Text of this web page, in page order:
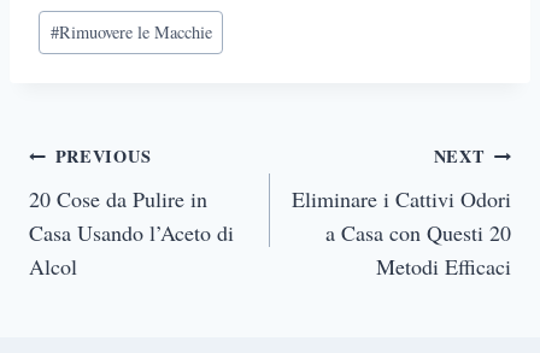
Post
Tags:
#Rimuovere le Macchie
Post
navigation
PREVIOUS
20 Cose da Pulire in
Casa Usando l’Aceto di
Alcol
NEXT
Eliminare i Cattivi Odori
a Casa con Questi 20
Metodi Efficaci